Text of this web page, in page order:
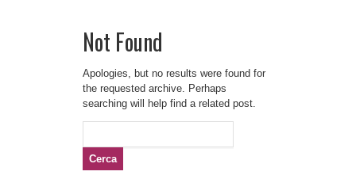
Not Found
Apologies, but no results were found for
the requested archive. Perhaps
searching will help find a related post.